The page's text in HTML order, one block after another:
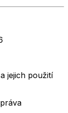
jejich použití